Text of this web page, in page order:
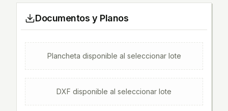
Documentos y Planos
Plancheta disponible al seleccionar lote
DXF disponible al seleccionar lote